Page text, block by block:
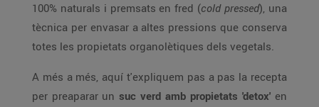
100% naturals i premsats en fred (cold pressed), una
tècnica per envasar a altes pressions que conserva
totes les propietats organolètiques dels vegetals.
A més a més, aquí t'expliquem pas a pas la recepta
per preaparar un suc verd amb propietats 'detox' en